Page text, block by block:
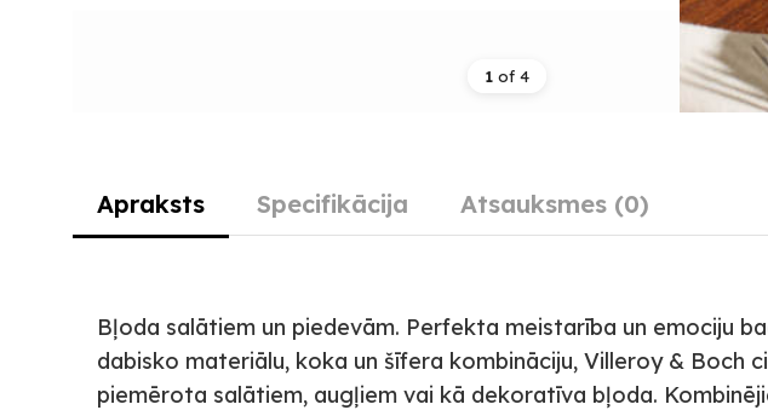
1of 4
Apraksts Specifikācija Atsauksmes (0)
Bļoda salātiem un piedevām. Perfekta meistarība un emociju
dabisko materiālu, koka un šīfera kombināciju, Villeroy & Boch
piemērota salātiem, augļiem vai kā dekoratīva bļoda.